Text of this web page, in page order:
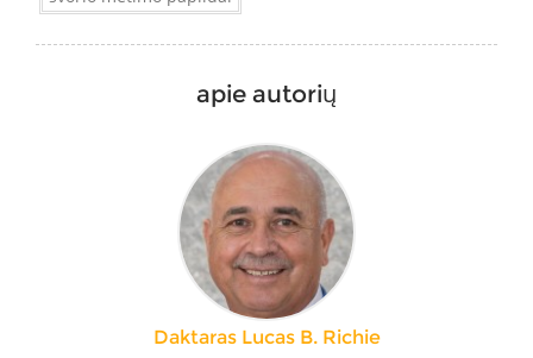
apie autorių
Daktaras Lucas B. Richie